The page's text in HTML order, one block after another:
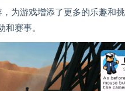
为游戏增添了更多的乐趣和
和赛事。